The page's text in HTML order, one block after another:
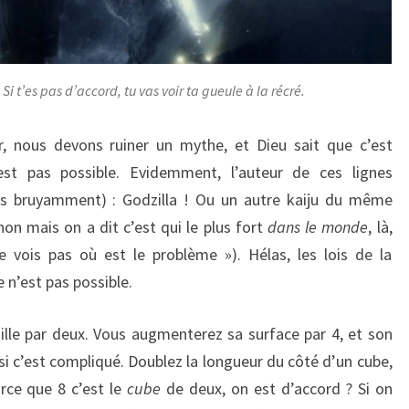
t’es pas d’accord, tu vas voir ta gueule à la récré.
nous devons ruiner un mythe, et Dieu sait que c’est
pas possible. Evidemment, l’auteur de ces lignes
bruyamment) : Godzilla ! Ou un autre kaiju du même
mais on a dit c’est qui le plus fort dans le monde, là,
pas où est le problème »). Hélas, les lois de la
pas possible.
par deux. Vous augmenterez sa surface par 4, et son
c’est compliqué. Doublez la longueur du côté d’un cube,
que 8 c’est lecube de deux, on est d’accord ? Si on